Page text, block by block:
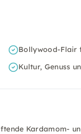
Bollywood-Flair
Kultur, Genuss
Kardamom-